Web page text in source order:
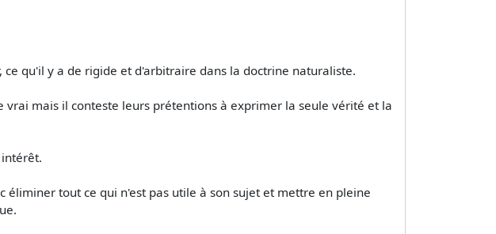
qu'il y a de rigide et d'arbitraire dans la doctrine naturaliste.
mais il conteste leurs prétentions à exprimer la seule vérité et la
éliminer tout ce qui n'est pas utile à son sujet et mettre en pleine